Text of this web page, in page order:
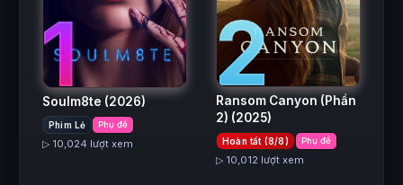
1
Soulm8te (2026)
Phim Lẻ Phụ đề
▷ 10,024 lượt xem
2
Ransom Canyon (Phần
2) (2025)
Hoàn tất (8/8) Phụ đề
▷ 10,012 lượt xem